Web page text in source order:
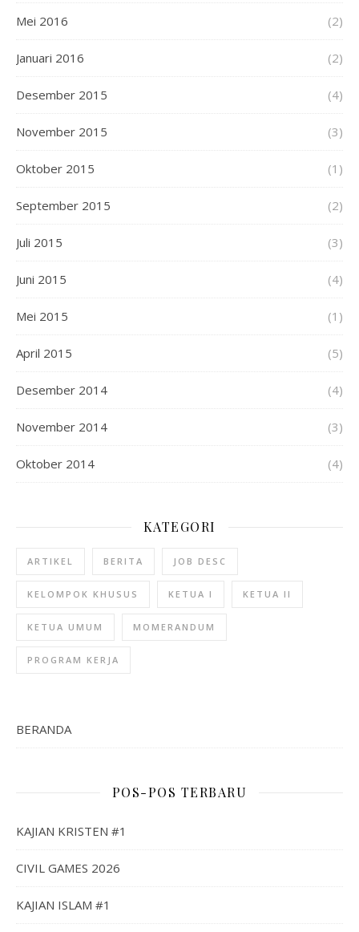
Mei 2016 (2)
Januari 2016 (2)
Desember 2015 (4)
November 2015 (3)
Oktober 2015 (1)
September 2015 (2)
Juli 2015 (3)
Juni 2015 (4)
Mei 2015 (1)
April 2015 (5)
Desember 2014 (4)
November 2014 (3)
Oktober 2014 (4)
KATEGORI
ARTIKEL BERITA JOB DESC
KELOMPOK KHUSUS KETUA I KETUA II
KETUA UMUM MOMERANDUM
PROGRAM KERJA
BERANDA
POS-POS TERBARU
KAJIAN KRISTEN #1
CIVIL GAMES 2026
KAJIAN ISLAM #1